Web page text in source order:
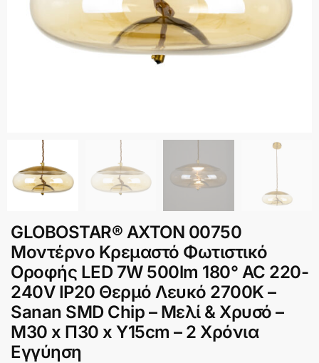
GLOBOSTAR® ΑΧΤΟΝ 00750
Μοντέρνο Κρεμαστό Φωτιστικό
Οροφής LED 7W 500lm 180° AC 220-
240V IP20 Θερμό Λευκό 2700K –
Sanan SMD Chip – Μελί & Χρυσό –
Μ30 x Π30 x Υ15cm – 2 Χρόνια
Εγγύηση